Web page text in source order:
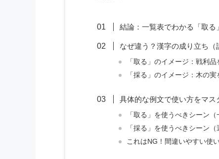
結論：一覧表でわかる「取
なぜ違う？漢字の成り立ち
「取る」のイメージ：戦利品
「採る」のイメージ：木の
具体的な例文で使い方をマス
「取る」を使うべきシーン（
「採る」を使うべきシーン（
これはNG！間違いやすい使